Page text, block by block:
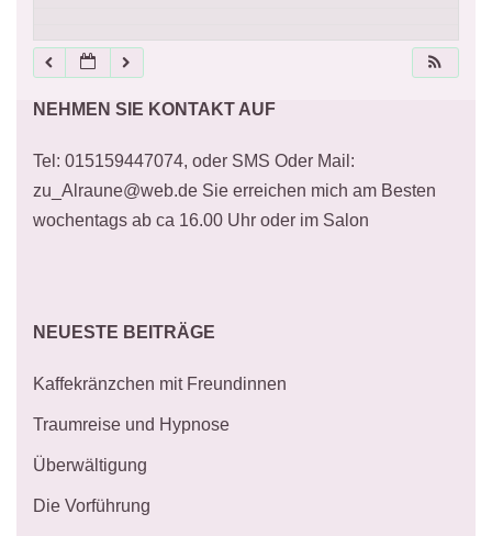
21:00
22:00
23:00
NEHMEN SIE KONTAKT AUF
Tel: 015159447074, oder SMS Oder Mail:
zu_Alraune@web.de Sie erreichen mich am Besten
wochentags ab ca 16.00 Uhr oder im Salon
NEUESTE BEITRÄGE
Kaffekränzchen mit Freundinnen
Traumreise und Hypnose
Überwältigung
Die Vorführung